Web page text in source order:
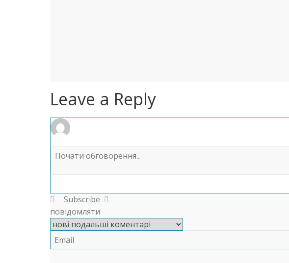
Leave a Reply
Subscribe
повідомляти